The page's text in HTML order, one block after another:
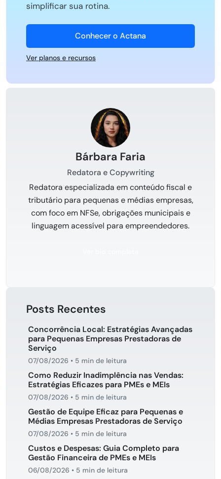
simplificar sua rotina.
Conhecer o Actana
Ver planos e recursos
Bárbara Faria
Redatora e Copywriting
Redatora especializada em conteúdo fiscal e
tributário para pequenas e médias empresas,
com foco em NFSe, obrigações municipais e
linguagem acessível para empreendedores.
Posts Recentes
Concorrência Local: Estratégias Avançadas
para Pequenas Empresas Prestadoras de
Serviço
07/08/2026 • 5 min de leitura
Como Reduzir Inadimplência nas Vendas:
Estratégias Eficazes para PMEs e MEIs
07/08/2026 • 5 min de leitura
Gestão de Equipe Eficaz para Pequenas e
Médias Empresas Prestadoras de Serviço
07/08/2026 • 5 min de leitura
Custos e Despesas: Guia Completo para
Gestão Financeira de PMEs e MEIs
06/08/2026 • 5 min de leitura